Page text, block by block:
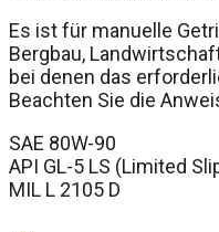
Es ist für manuelle
Bergbau,
bei denen das
Beachten Sie die
SAE 80W-90
API GL-5 LS (Limited
MIL L 2105 D